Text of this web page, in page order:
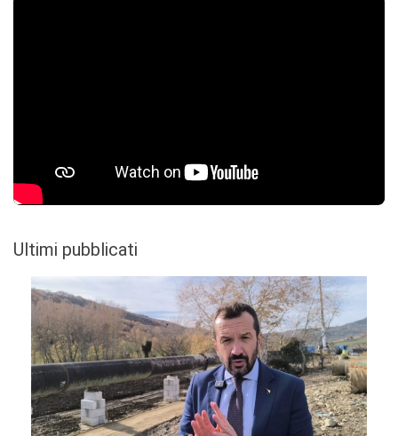
Ultimi pubblicati